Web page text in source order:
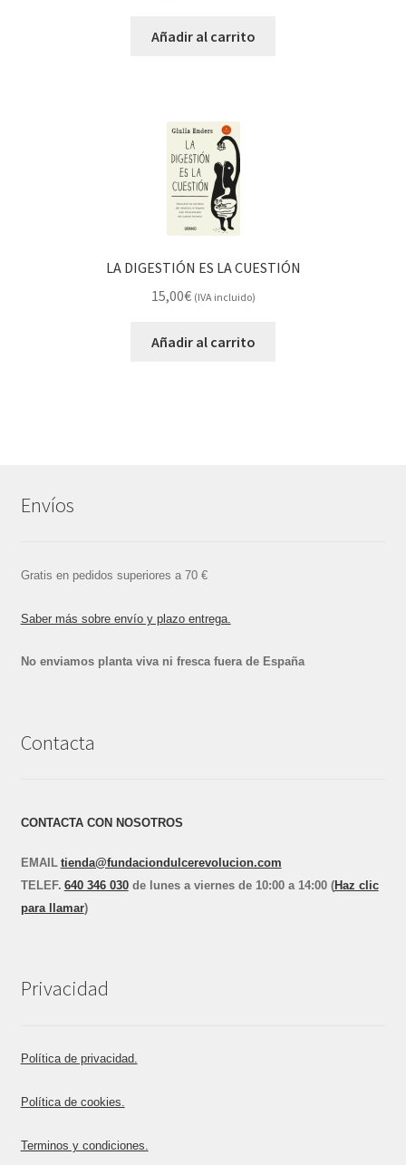
Añadir al carrito
LA DIGESTIÓN ES LA CUESTIÓN
15,00€ (IVA incluido)
Añadir al carrito
Envíos
Gratis en pedidos superiores a 70 €
Saber más sobre envío y plazo entrega.
No enviamos planta viva ni fresca fuera de España
Contacta
CONTACTA CON NOSOTROS
EMAIL tienda@fundaciondulcerevolucion.com
TELE F. 640 346 030de lunes a viernes de 10:00 a 14:00 (Haz clic
para llamar)
Privacidad
Política de privacidad.
Política de cookies.
Terminos y condiciones.